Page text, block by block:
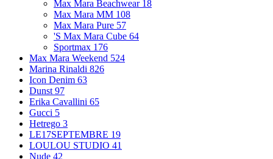
Max Mara Beachwear 18
Max Mara MM 108
Max Mara Pure 57
'S Max Mara Cube 64
Sportmax 176
Max Mara Weekend 524
Marina Rinaldi 826
Icon Denim 63
Dunst 97
Erika Cavallini 65
Gucci 5
Hetrego 3
LE17SEPTEMBRE 19
LOULOU STUDIO 41
Nude 42